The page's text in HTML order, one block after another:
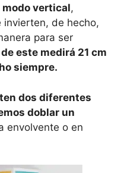
modo vertical,
invierten, de hecho,
para ser
este medirá 21 cm
siempre.
dos diferentes
doblar un
envolvente o en